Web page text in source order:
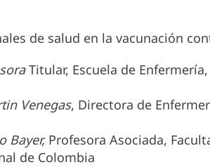
de salud en la vacunación
Titular, Escuela de
Venegas, Directora de
Bayer,Profesora Asociada,
de Colombia